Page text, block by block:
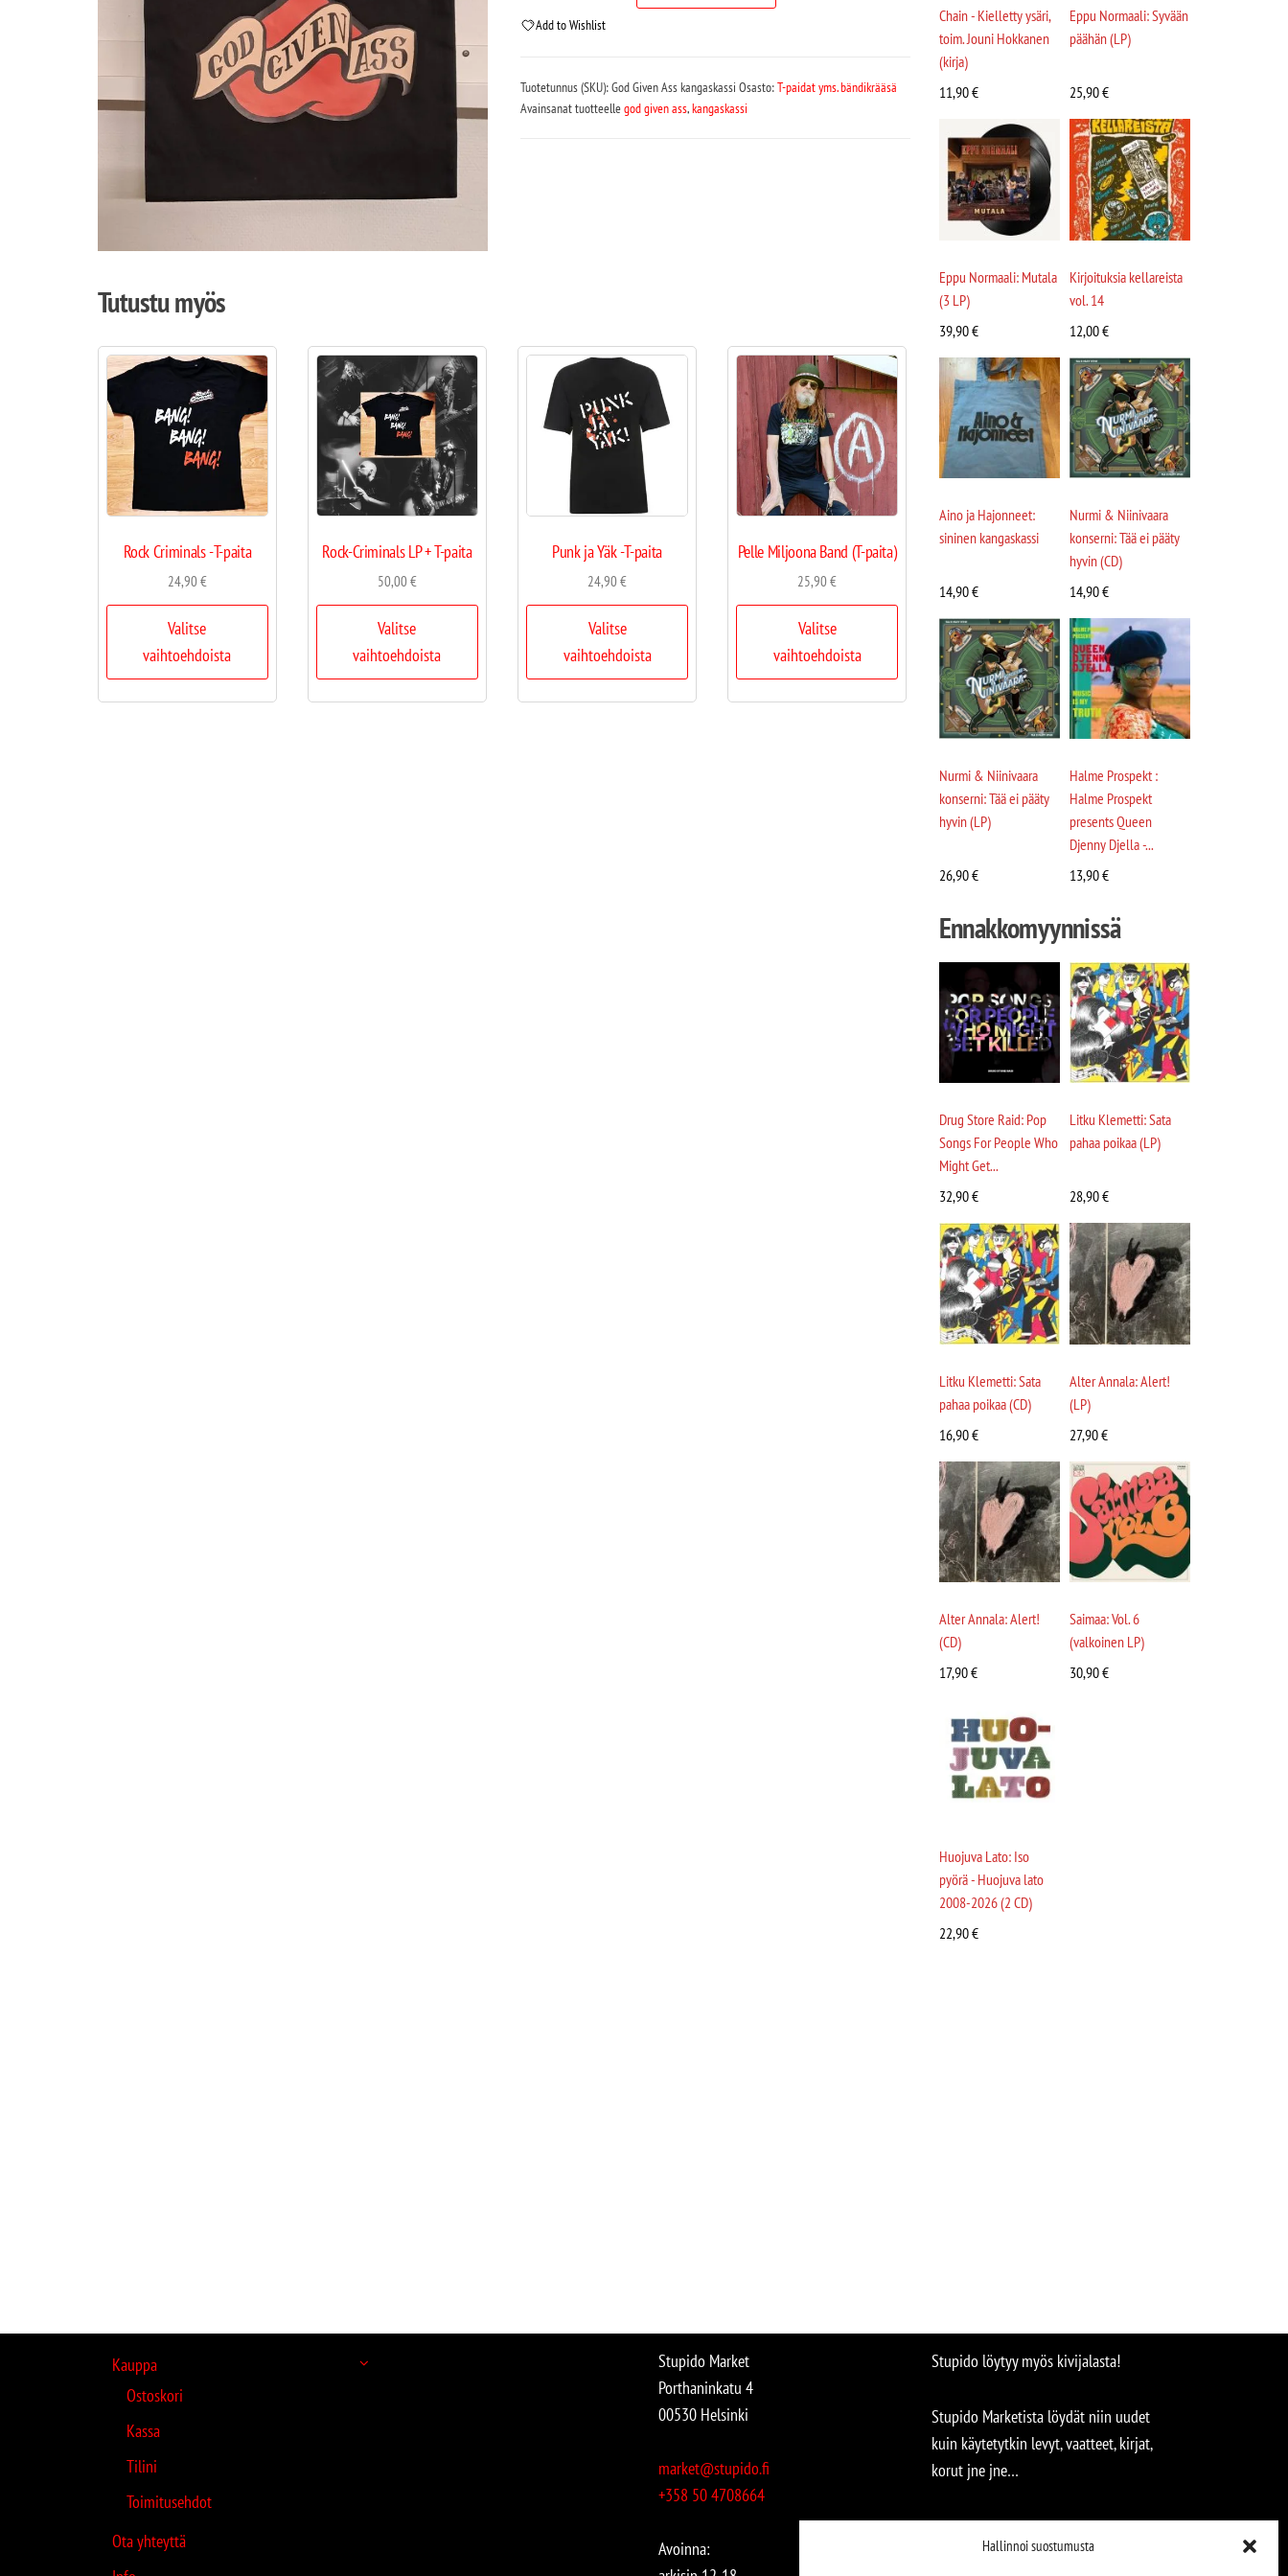
Hallinnoi suostumusta
Add to Wishlist
Tuotetunnus (SKU):God Given Ass kangaskassi Osasto:T-paidat yms. bändikrääsä
Avainsanat tuotteellegod given ass,kangaskassi
Tutustu myös
Rock Criminals -T-paita
24,90€
Valitse
vaihtoehdoista
Rock-Criminals LP + T-paita
50,00€
Valitse
vaihtoehdoista
Punk ja Yäk -T-paita
24,90€
Valitse
vaihtoehdoista
Pelle Miljoona Band (T-paita)
25,90€
Valitse
vaihtoehdoista
Chain - Kielletty ysäri,
toim. Jouni Hokkanen
(kirja)
11,90€
Eppu Normaali: Syvään
päähän (LP)
25,90€
Eppu Normaali: Mutala
(3 LP)
39,90€
Kirjoituksia kellareista
vol. 14
12,00€
Aino ja Hajonneet:
sininen kangaskassi
14,90€
Nurmi & Niinivaara
konserni: Tää ei pääty
hyvin (CD)
14,90€
Nurmi & Niinivaara
konserni: Tää ei pääty
hyvin (LP)
26,90€
Halme Prospekt :
Halme Prospekt
presents Queen
Djenny Djella -...
13,90€
Ennakkomyynnissä
Drug Store Raid: Pop
Songs For People Who
Might Get...
32,90€
Litku Klemetti: Sata
pahaa poikaa (LP)
28,90€
Litku Klemetti: Sata
pahaa poikaa (CD)
16,90€
Alter Annala: Alert!
(LP)
27,90€
Alter Annala: Alert!
(CD)
17,90€
Saimaa: Vol. 6
(valkoinen LP)
30,90€
Huojuva Lato: Iso
pyörä - Huojuva lato
2008-2026 (2 CD)
22,90€
Kauppa
Ostoskori
Kassa
Tilini
Toimitusehdot
Ota yhteyttä
Stupido Market
Porthaninkatu 4
00530 Helsinki
market@stupido.fi
+358 50 4708664
Avoinna:
Stupido löytyy myös kivijalasta!
Stupido Marketista löydät niin uudet
kuin käytetytkin levyt, vaatteet, kirjat,
korut jne jne…